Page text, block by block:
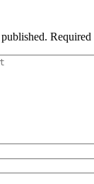
Required